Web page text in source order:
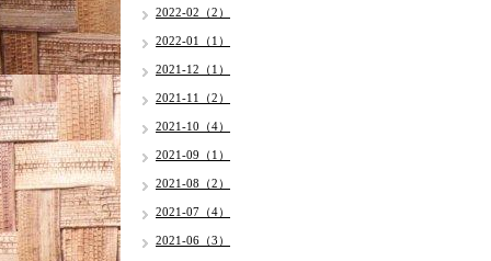
2022-02（2）
2022-01（1）
2021-12（1）
2021-11（2）
2021-10（4）
2021-09（1）
2021-08（2）
2021-07（4）
2021-06（3）